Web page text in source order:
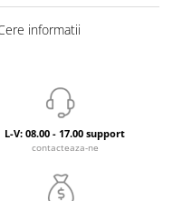
informatii
L-V: 08.00 - 17.00 support
contacteaza-ne